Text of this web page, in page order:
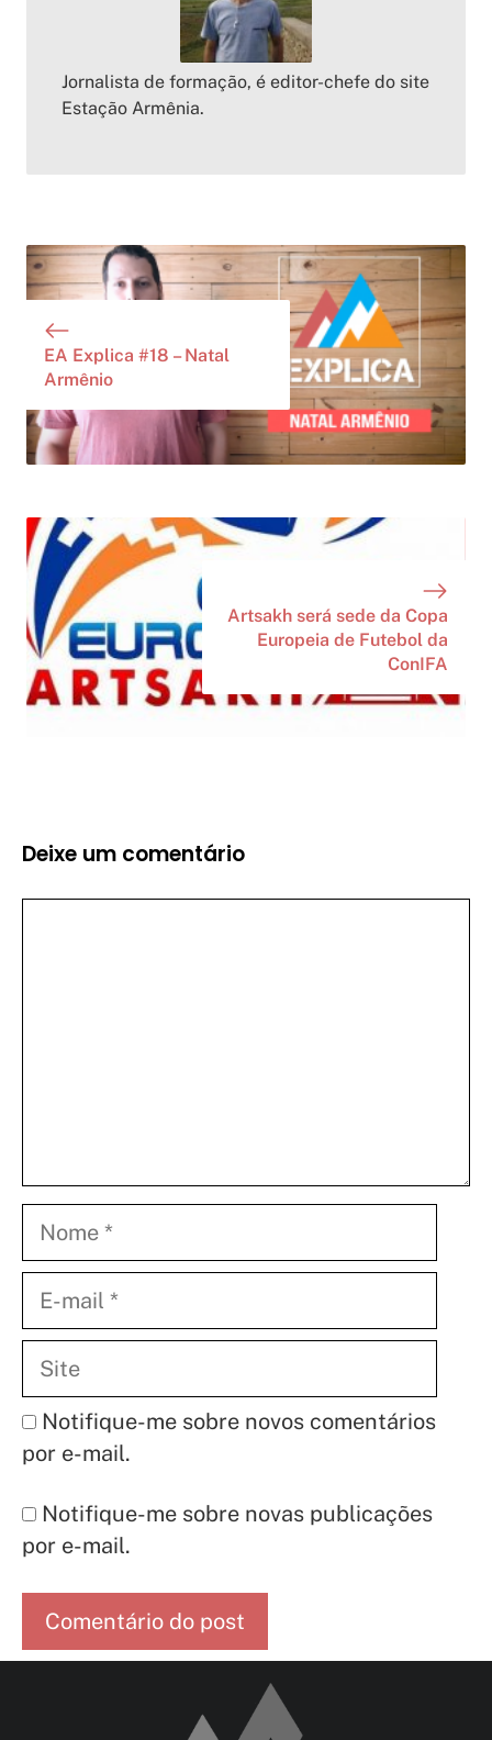
Jornalista de formação, é editor-chefe do site
Estação Armênia.
EA Explica #18 – Natal
Armênio
Artsakh será sede da Copa
Europeia de Futebol da
ConIFA
Deixe um comentário
mail
Notifique-me sobre novos comentários
por e-mail.
Notifique-me sobre novas publicações
por e-mail.